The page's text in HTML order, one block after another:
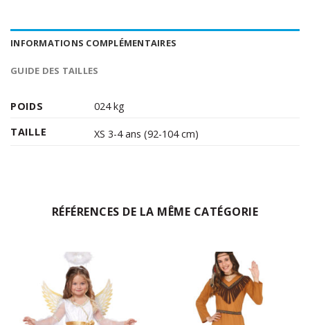
INFORMATIONS COMPLÉMENTAIRES
GUIDE DES TAILLES
POIDS
024 kg
TAILLE
XS 3-4 ans (92-104 cm)
RÉFÉRENCES DE LA MÊME CATÉGORIE